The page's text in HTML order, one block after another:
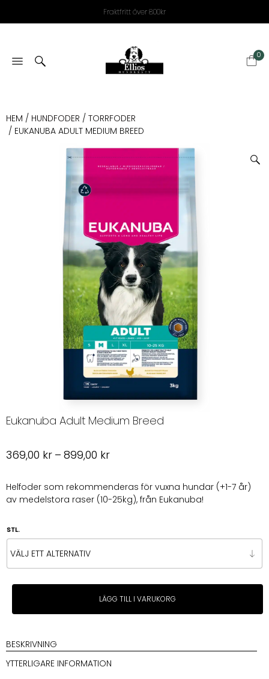
Fraktfritt över 800kr
0
HEM / HUNDFODER / TORRFODER
/ EUKANUBA ADULT MEDIUM BREED
Eukanuba Adult Medium Breed
369,00 kr – 899,00 krPrisintervall:
till
899,00 kr
Helfoder som rekommenderas för vuxna hundar (+1-7 år)
av medelstora raser (10-25kg), från Eukanuba!
STL.
Eukanuba
Medium
mängd
LÄGG TILL I VARUKORG
BESKRIVNING
YTTERLIGARE INFORMATION